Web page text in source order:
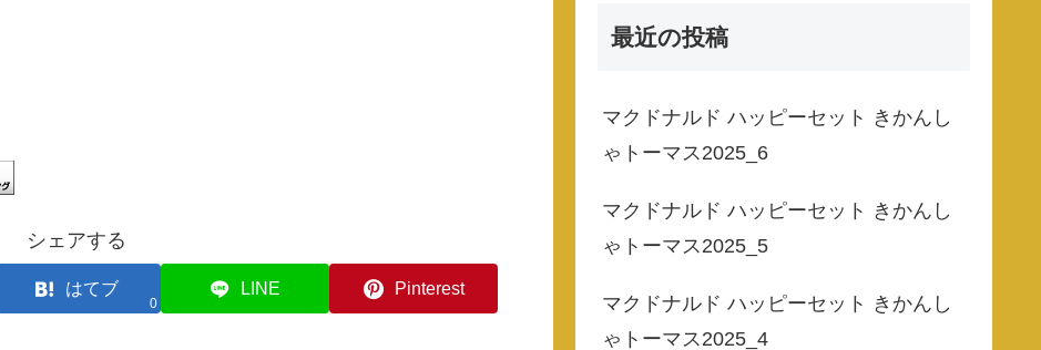
シェアする
はてブ
0
LINE Pinterest
最近の投稿
マクドナルド ハッピーセット きかんし
ゃトーマス2025_6
マクドナルド ハッピーセット きかんし
ゃトーマス2025_5
マクドナルド ハッピーセット きかんし
ゃトーマス2025_4